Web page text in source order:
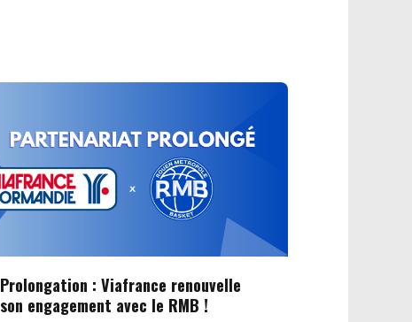
Prolongation : Viafrance renouvelle
son engagement avec le RMB !